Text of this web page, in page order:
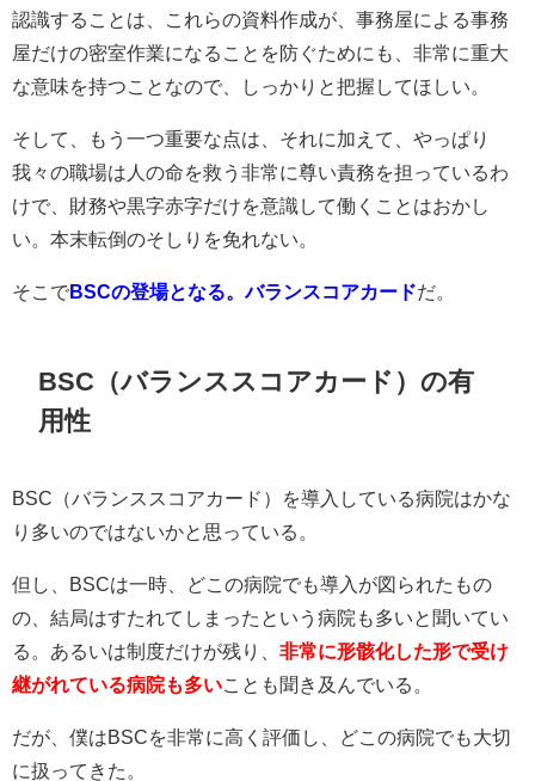
認識することは、これらの資料作成が、事務屋による事務
屋だけの密室作業になることを防ぐためにも、非常に重大
な意味を持つことなので、しっかりと把握してほしい。
そして、もう一つ重要な点は、それに加えて、やっぱり
我々の職場は人の命を救う非常に尊い責務を担っているわ
けで、財務や黒字赤字だけを意識して働くことはおかし
い。本末転倒のそしりを免れない。
そこでBSCの登場となる。バランスコアカードだ。
BSC（バランススコアカード）の有
用性
BSC（バランススコアカード）を導入している病院はかな
り多いのではないかと思っている。
但し、BSCは一時、どこの病院でも導入が図られたもの
の、結局はすたれてしまったという病院も多いと聞いてい
る。あるいは制度だけが残り、 非常に形骸化した形で受け
継がれている病院も多い ことも聞き及んでいる。
だが、僕はBSCを非常に高く評価し、どこの病院でも大切
に扱ってきた。